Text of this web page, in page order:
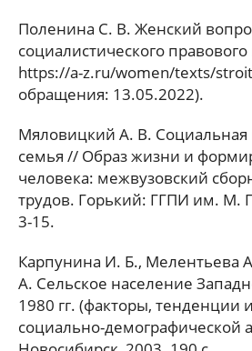
Поленина С. В. Женский
социалистического правового
https://a-z.ru/women/texts/
обращения: 13.05.2022).
Мяловицкий А. В.
семья // Образ жизни и
человека: межвузовский
трудов. Горький: ГГПИ им. М.
3-15.
Карпунина И. Б., Мелентьева
А. Сельское население
1980 гг. (факторы, тенденции
социально-демографической